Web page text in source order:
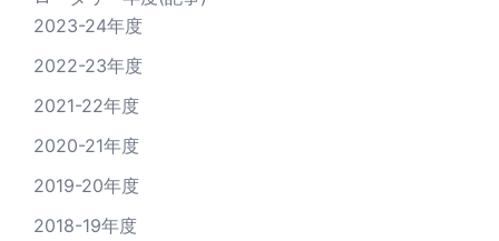
2023-24年度
2022-23年度
2021-22年度
2020-21年度
2019-20年度
2018-19年度